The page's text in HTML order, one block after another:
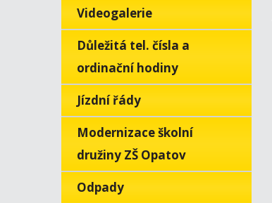
Videogalerie
Důležitá tel. čísla a
ordinační hodiny
Jízdní řády
Modernizace školní
družiny ZŠ Opatov
Odpady